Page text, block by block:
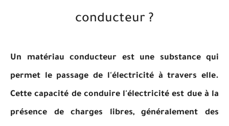
conducteur ?
Un matériau conducteur est une substance qui
permet le passage de l'électricité à travers elle.
Cette capacité de conduire l'électricité est due à la
présence de charges libres, généralement des